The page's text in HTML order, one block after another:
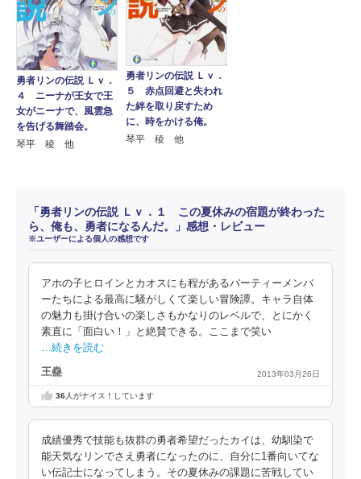
勇者リンの伝説 Ｌｖ．
４ ニーナが王女で王
女がニーナで、風雲急
を告げる舞踏会。
琴平 稜 他
勇者リンの伝説 Ｌｖ．
５ 赤点回避と失われ
た絆を取り戻すため
に、時をかける俺。
琴平 稜 他
「勇者リンの伝説 Ｌｖ．１ この夏休みの宿題が終わった
ら、俺も、勇者になるんだ。」感想・レビュー
※ユーザーによる個人の感想です
アホの子ヒロインとカオスにも程があるパーティーメンバ
ーたちによる最高に騒がしくて楽しい冒険譚。キャラ自体
の魅力も掛け合いの楽しさもかなりのレベルで、とにかく
素直に「面白い！」と絶賛できる。ここまで笑い
…続きを読む
王蠱 2013年03月26日
36人がナイス！しています
成績優秀で技能も抜群の勇者希望だったカイは、幼馴染で
能天気なリンでさえ勇者になったのに、自分に1番向いてな
い伝記士になってしまう。その夏休みの課題に苦戦してい